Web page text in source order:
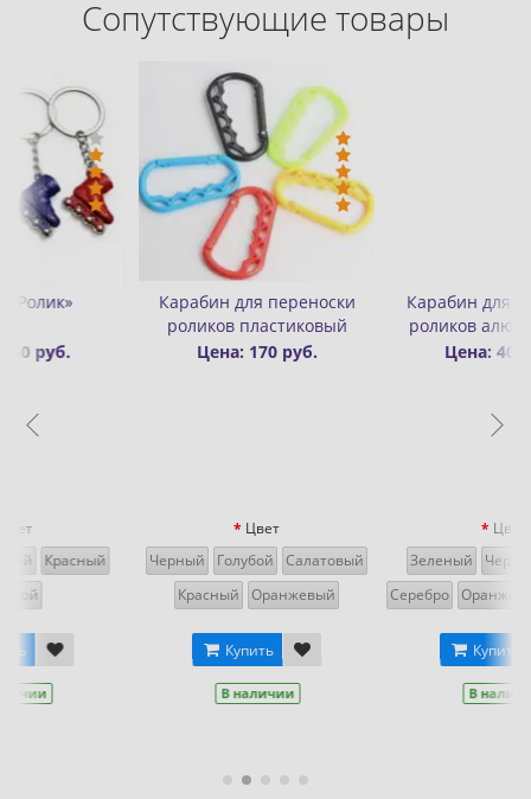
Сопутствующие товары
Карабин для переноски
роликов алюминиевый
Цена: 400 руб.
Зеленый Черный Синий
Оранжевый Красный
Купить
В наличии
Бафф-шапка
цветной
Цена: 300 руб. Цена:
Купить
В наличии